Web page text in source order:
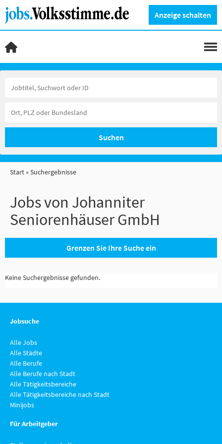
Anzeige schalten
Suchen
Start Suchergebnisse
Jobs von Johanniter
Seniorenhäuser GmbH
Grenzen Sie Ihre Suche ein
Keine Suchergebnisse gefunden.
Jobsuche
Alle Jobs
Alle Städte
Alle Berufe
Alle Berufe nach Stadt
Alle Tätigkeitsbereiche
Alle Tätigkeitsbereiche nach Stadt
Minijobs
Für Arbeitgeber